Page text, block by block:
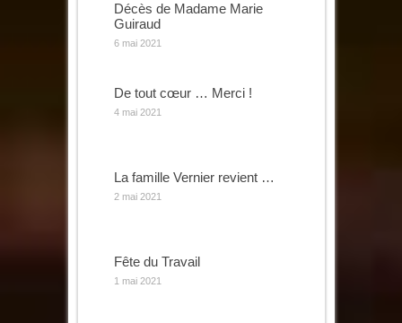
Décès de Madame Marie
Guiraud
6 mai 2021
De tout cœur … Merci !
4 mai 2021
La famille Vernier revient …
2 mai 2021
Fête du Travail
1 mai 2021